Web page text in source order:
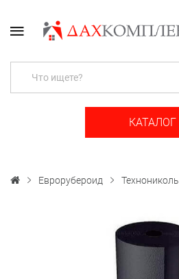
КАТАЛОГ
Еврорубероид Технониколь